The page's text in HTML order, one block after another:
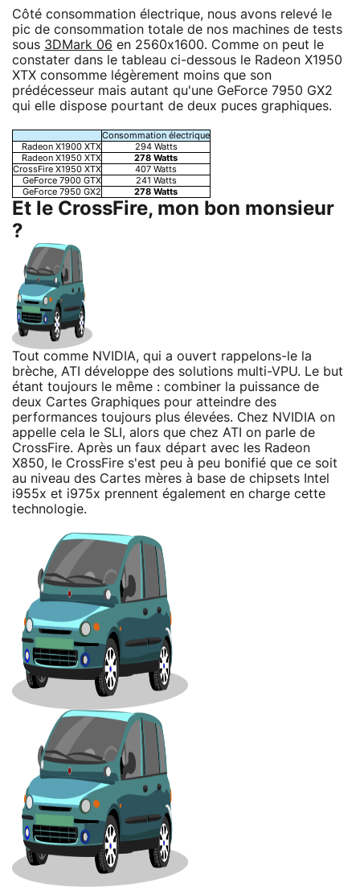
Côté consommation électrique, nous avons relevé le
pic de consommation totale de nos machines de tests
sous 3DMark 06 en 2560x1600. Comme on peut le
constater dans le tableau ci-dessous le Radeon X1950
XTX consomme légèrement moins que son
prédécesseur mais autant qu'une GeForce 7950 GX2
qui elle dispose pourtant de deux puces graphiques.
Consommation électrique
Radeon X1900 XTX
294 Watts
Radeon X1950 XTX
278 Watts
CrossFire X1950 XTX
407 Watts
GeForce 7900 GTX
241 Watts
GeForce 7950 GX2
278 Watts
Et le CrossFire, mon bon monsieur
?
Tout comme NVIDIA, qui a ouvert rappelons-le la
brèche, ATI développe des solutions multi-VPU. Le but
étant toujours le même : combiner la puissance de
deux Cartes Graphiques pour atteindre des
performances toujours plus élevées. Chez NVIDIA on
appelle cela le SLI, alors que chez ATI on parle de
CrossFire. Après un faux départ avec les Radeon
X850, le CrossFire s'est peu à peu bonifié que ce soit
au niveau des Cartes mères à base de chipsets Intel
i955x et i975x prennent également en charge cette
technologie.